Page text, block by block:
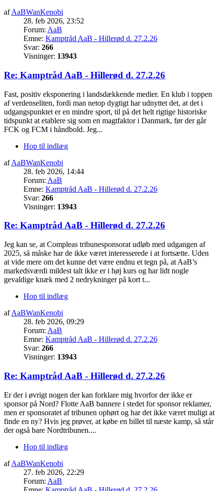
afAaBWanKenobi
28. feb 2026, 23:52
Forum: AaB
Emne: Kamptråd AaB - Hillerød d. 27.2.26
Svar: 266
Visninger: 13943
Re: Kamptråd AaB - Hillerød d. 27.2.26
Fast, positiv eksponering i landsdækkende medier. En klub i toppen
af verdenseliten, fordi man netop dygtigt har udnyttet det, at det i
udgangspunktet er en mindre sport, til på det helt rigtige historiske
tidspunkt at etablere sig som en magtfaktor i Danmark, før der går
FCK og FCM i håndbold. Jeg...
Hop til indlæg
afAaBWanKenobi
28. feb 2026, 14:44
Forum: AaB
Emne: Kamptråd AaB - Hillerød d. 27.2.26
Svar: 266
Visninger: 13943
Re: Kamptråd AaB - Hillerød d. 27.2.26
Jeg kan se, at Compleas tribunesponsorat udløb med udgangen af
2025, så måske har de ikke været interesserede i at fortsætte. Uden
at vide mere om det kunne det være endnu et tegn på, at AaB’s
markedsværdi mildest talt ikke er i høj kurs og har lidt nogle
gevaldige knæk med 2 nedrykninger på kort t...
Hop til indlæg
afAaBWanKenobi
28. feb 2026, 09:29
Forum: AaB
Emne: Kamptråd AaB - Hillerød d. 27.2.26
Svar: 266
Visninger: 13943
Re: Kamptråd AaB - Hillerød d. 27.2.26
Er der i øvrigt nogen der kan forklare mig hvorfor der ikke er
sponsor på Nord? Flotte AaB bannere i stedet for sponsor reklamer,
men er sponsoratet af tribunen ophørt og har det ikke været muligt at
finde en ny? Hvis jeg prøver, at købe en billet til næste kamp, så står
der også bare Nordtribunen....
Hop til indlæg
afAaBWanKenobi
27. feb 2026, 22:29
Forum: AaB